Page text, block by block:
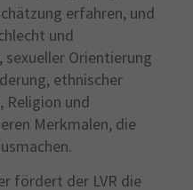
erfahren, und
und
Orientierung
ethnischer
und
Merkmalen, die
fördert der LVR die